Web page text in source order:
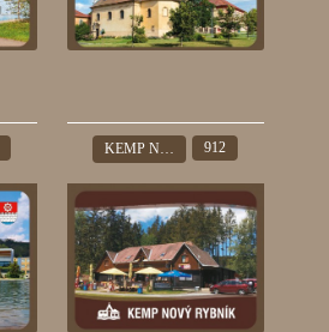
KEMP NOVÝ RYBNÍK 912